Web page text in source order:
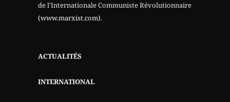
de l'Internationale Communiste Révolutionnaire
(www.marxist.com).
ACTUALITÉS
INTERNATIONAL